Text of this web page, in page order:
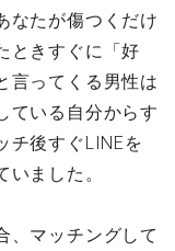
なたが傷つくだけ
ときすぐに「好
言ってくる男性は
ている自分からす
チ後すぐLINEを
ました。
、マッチングして